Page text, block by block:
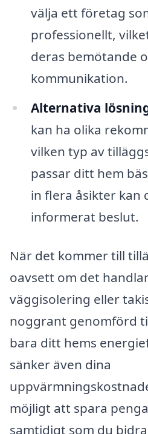
välja ett företag
professionellt,
deras bemötande
kommunikation.
Alternativa
kan ha olika
vilken typ av
passar ditt hem
in flera åsikter kan
informerat beslut.
När det kommer till
oavsett om det
väggisolering eller
noggrant genomförd
bara ditt hems
sänker även dina
möjligt att spara
samtidigt som du